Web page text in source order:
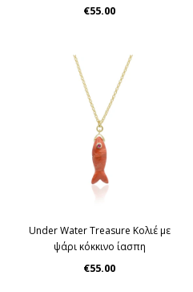
€55.00
Under Water Treasure Κολιέ με
ψάρι κόκκινο ίασπη
€55.00